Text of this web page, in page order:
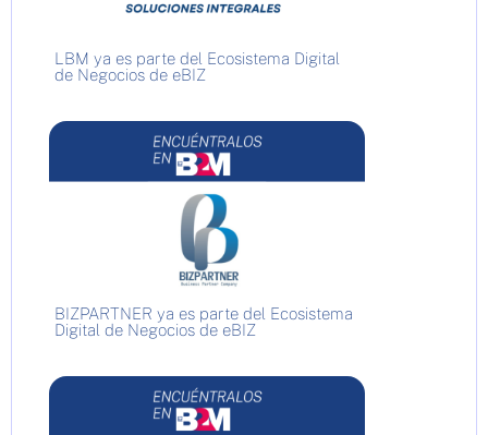
LBM ya es parte del Ecosistema Digital
de Negocios de eBIZ
BIZPARTNER ya es parte del Ecosistema
Digital de Negocios de eBIZ